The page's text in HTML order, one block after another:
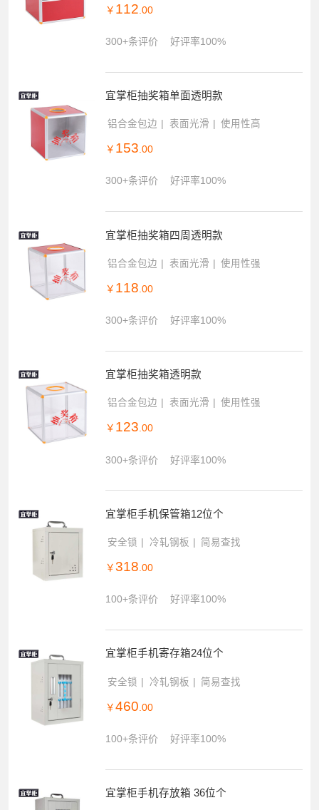
￥ 112 .00
300+条评价 好评率100%
宜掌柜抽奖箱单面透明款
铝合金包边 表面光滑 使用性高
￥ 153.00
300+条评价 好评率100%
宜掌柜抽奖箱四周透明款
铝合金包边 表面光滑 使用性强
￥ 118 .00
300+条评价 好评率100%
宜掌柜抽奖箱透明款
铝合金包边 表面光滑 使用性强
￥ 123.00
300+条评价 好评率100%
宜掌柜手机保管箱12位个
安全锁 冷轧钢板 简易查找
￥ 318 .00
100+条评价 好评率100%
宜掌柜手机寄存箱24位个
安全锁 冷轧钢板 简易查找
￥ 460 .00
100+条评价 好评率100%
宜掌柜手机存放箱 36位个